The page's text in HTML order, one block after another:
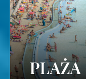
PLAŻA